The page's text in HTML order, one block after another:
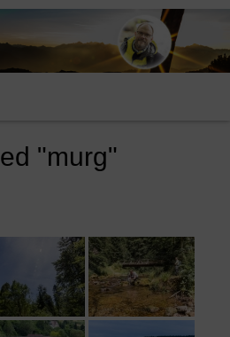
"murg"